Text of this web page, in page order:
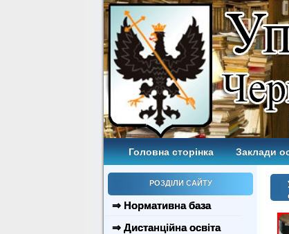
Головна сторінка Заклади
РОЗДІЛИ САЙТУ
⇒ Нормативна база
⇒ Дистанційна освіта